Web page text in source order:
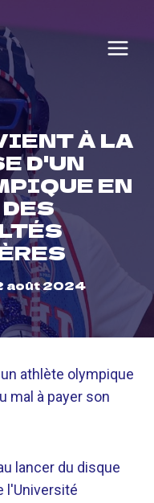
À LA
D'UN
EN
août 2024
athlète olympique
mal à payer son
lancer du disque
l'Université